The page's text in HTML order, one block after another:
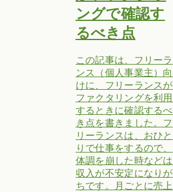
ングで確認す
るべき点
この記事は、フリーラ
ンス（個人事業主）向
けに、フリーランスが
ファクタリングを利用
するときに確認するべ
き点を書きました。フ
リーランスは、おひと
りで仕事をするので、
体調を崩した時などは
収入が不安定になりが
ちです。月ごとに売上